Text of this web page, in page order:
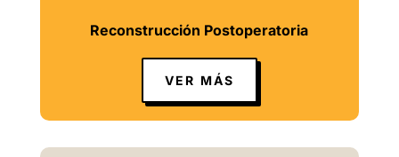
Reconstrucción Postoperatoria
VER MÁS